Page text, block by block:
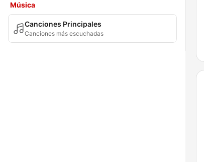
Música
Canciones Principales
Canciones más escuchadas